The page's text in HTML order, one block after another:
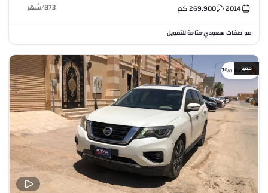
2014
269,900كم 873
/شهر
مواصفات سعودي•متاحة للتمويل
خصم %7مميز